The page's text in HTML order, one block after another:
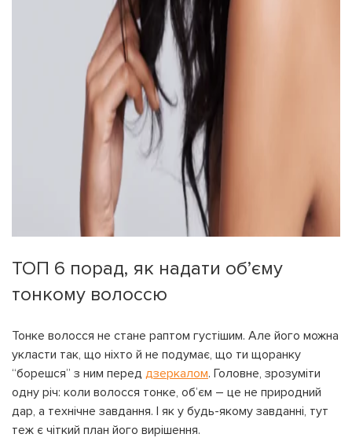
ТОП 6 порад, як надати об’єму
тонкому волоссю
Тонке волосся не стане раптом густішим. Але його можна
укласти так, що ніхто й не подумає, що ти щоранку
“борешся” з ним перед дзеркалом. Головне, зрозуміти
одну річ: коли волосся тонке, об’єм – це не природний
дар, а технічне завдання. І як у будь-якому завданні, тут
теж є чіткий план його вирішення.